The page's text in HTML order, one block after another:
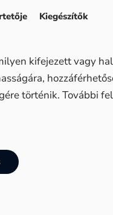
Kiegészítők
kifejezett vagy
történik. További